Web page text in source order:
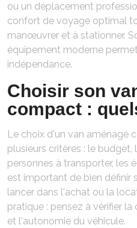
ou un déplacement
confort de voyage optimal
manœuvrer et à stationner.
équipement moderne
indépendance.
Choisir son
compact :
Le choix d'un van aménagé
plusieurs critères : le
personnes à transporter, les
est important de bien définir
lancer dans l'achat ou la
pratique : pensez à vérifier
et l'autonomie du véhicule.